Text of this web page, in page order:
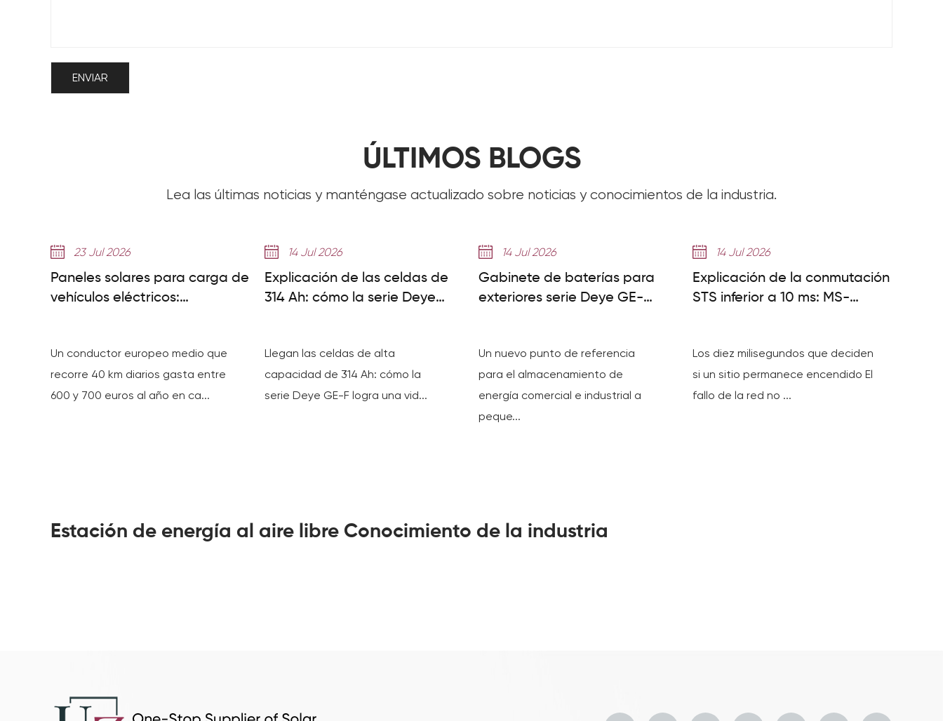
ÚLTIMOS BLOGS
Lea las últimas noticias y manténgase actualizado sobre noticias y conocimientos de la industria.
23 Jul 2026
Paneles solares para carga de
vehículos eléctricos:
Un conductor europeo medio que
recorre 40 km diarios gasta entre
600 y 700 euros al año en ca...
14 Jul 2026
Explicación de las celdas de
314 Ah: cómo la serie Deye
Llegan las celdas de alta
capacidad de 314 Ah: cómo la
serie Deye GE-F logra una vid...
14 Jul 2026
Gabinete de baterías para
exteriores serie Deye GE-
Un nuevo punto de referencia
para el almacenamiento de
energía comercial e industrial a
peque...
14 Jul 2026
Explicación de la conmutación
STS inferior a 10 ms: MS-
Los diez milisegundos que deciden
si un sitio permanece encendido El
fallo de la red no ...
Estación de energía al aire libre Conocimiento de la industria